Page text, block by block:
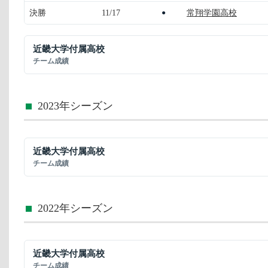
決勝 11/17 ● 常翔学園高校
近畿大学付属高校
チーム成績
2023年シーズン
近畿大学付属高校
チーム成績
2022年シーズン
近畿大学付属高校
チーム成績